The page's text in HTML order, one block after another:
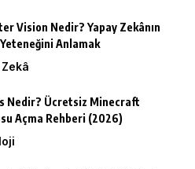
Vision Nedir? Yapay Zekânın
Anlamak
Nedir? Ücretsiz Minecraft
Açma Rehberi (2026)